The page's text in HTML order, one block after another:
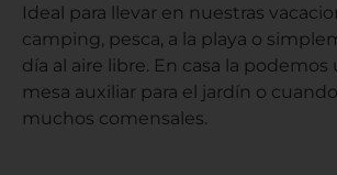
Ideal para llevar en nuestras
camping, pesca, a la playa o
día al aire libre. En casa la
mesa auxiliar para el jardín o
muchos comensales.